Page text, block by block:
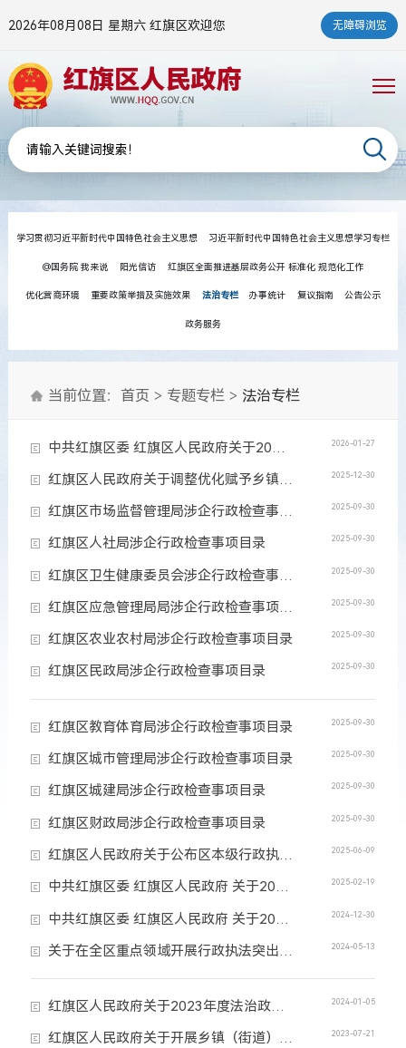
2026年08月08日 星期六红旗区欢迎您 无障碍浏览
学习贯彻习近平新时代中国特色社会主义思想 习近平新时代中国特色社会主义思想学习专栏
@国务院 我来说 阳光信访 红旗区全面推进基层政务公开 标准化 规范化工作
优化营商环境 重要政策举措及实施效果 法治专栏 办事统计 复议指南 公告公示
政务服务
当前位置： 首页 > 专题专栏 > 法治专栏
2026-01-27
红旗区人民政府关于调整优化赋予乡镇（街道）行政处罚权的公告 2025-12-30
红旗区市场监督管理局涉企行政检查事项目录 2025-09-30
红旗区人社局涉企行政检查事项目录 2025-09-30
红旗区卫生健康委员会涉企行政检查事项目录 2025-09-30
红旗区应急管理局局涉企行政检查事项目录 2025-09-30
红旗区农业农村局涉企行政检查事项目录 2025-09-30
红旗区民政局涉企行政检查事项目录 2025-09-30
红旗区教育体育局涉企行政检查事项目录 2025-09-30
红旗区城市管理局涉企行政检查事项目录 2025-09-30
红旗区城建局涉企行政检查事项目录 2025-09-30
红旗区财政局涉企行政检查事项目录 2025-09-30
红旗区人民政府关于公布区本级行政执法主体的公告 2025-06-09
中共红旗区委 红旗区人民政府 关于2024年法治政府建设工作情况的报告 2025-02-19
2024-12-30
关于在全区重点领域开展行政执法突出问题专项整治行动的通告 2024-05-13
红旗区人民政府关于2023年度法治政府建设工作情况的报告 2024-01-05
红旗区人民政府关于开展乡镇（街道）综合行政执法工作的公告 2023-07-21